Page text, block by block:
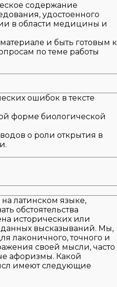
содержание
удостоенного
в области медицины и
и быть готовым к
по теме работы
ошибок в тексте
форме биологической
о роли открытия в
латинском языке,
обстоятельства
исторических или
высказываний. Мы,
лаконичного, точного и
своей мысли, часто
афоризмы. Какой
имеют следующие